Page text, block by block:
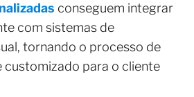
conseguem integrar
com sistemas de
tornando o processo de
customizado para o cliente